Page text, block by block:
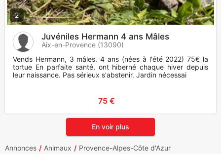
2
Juvéniles Hermann 4 ans Mâles
Aix-en-Provence (13090)
Vends Hermann, 3 mâles. 4 ans (nées à l'été 2022) 75€ la
tortue En parfaite santé, ont hiberné chaque hiver depuis
leur naissance. Pas sérieux s'abstenir. Jardin nécessai
75 €
En voir plus
Annonces Animaux Provence-Alpes-Côte d'Azur